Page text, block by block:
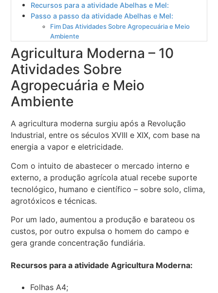
Recursos para a atividade Abelhas e Mel:
Passo a passo da atividade Abelhas e Mel:
Fim Das Atividades Sobre Agropecuária e Meio
Ambiente
Agricultura Moderna – 10
Atividades Sobre
Agropecuária e Meio
Ambiente
A agricultura moderna surgiu após a Revolução
Industrial, entre os séculos XVIII e XIX, com base na
energia a vapor e eletricidade.
Com o intuito de abastecer o mercado interno e
externo, a produção agrícola atual recebe suporte
tecnológico, humano e científico – sobre solo, clima,
agrotóxicos e técnicas.
Por um lado, aumentou a produção e barateou os
custos, por outro expulsa o homem do campo e
gera grande concentração fundiária.
Recursos para a atividade Agricultura Moderna:
Folhas A4;